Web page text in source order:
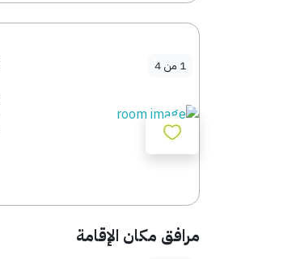
1 من4
مرافق مكان الإقامة